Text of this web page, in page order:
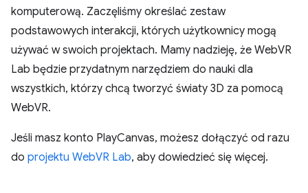
komputerową. Zaczęliśmy określać zestaw
podstawowych interakcji, których użytkownicy mogą
używać w swoich projektach. Mamy nadzieję, że WebVR
Lab będzie przydatnym narzędziem do nauki dla
wszystkich, którzy chcą tworzyć światy 3D za pomocą
WebVR.
Jeśli masz konto PlayCanvas, możesz dołączyć od razu
do projektu WebVR Lab, aby dowiedzieć się więcej.